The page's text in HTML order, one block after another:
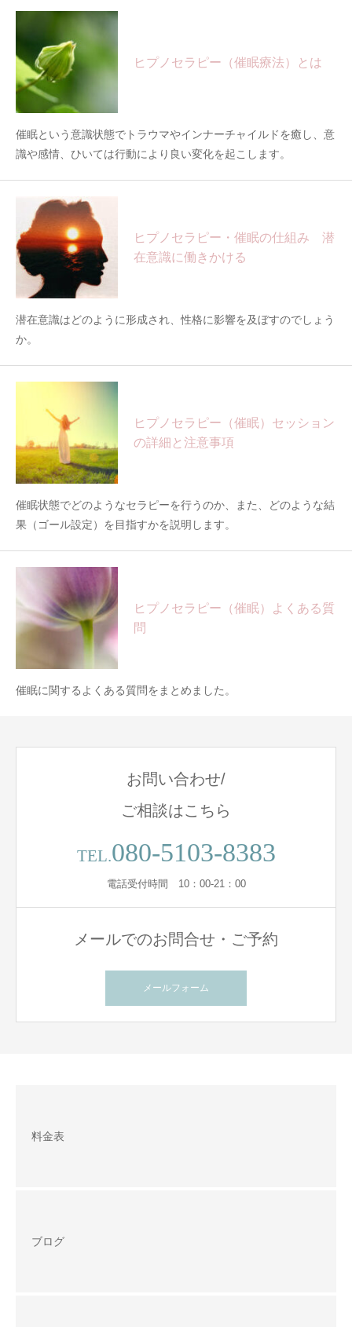
ヒプノセラピー（催眠療法）とは
催眠という意識状態でトラウマやインナーチャイルドを癒し、意
識や感情、ひいては行動により良い変化を起こします。
ヒプノセラピー・催眠の仕組み 潜
在意識に働きかける
潜在意識はどのように形成され、性格に影響を及ぼすのでしょう
か。
ヒプノセラピー（催眠）セッション
の詳細と注意事項
催眠状態でどのようなセラピーを行うのか、また、どのような結
果（ゴール設定）を目指すかを説明します。
ヒプノセラピー（催眠）よくある質
問
催眠に関するよくある質問をまとめました。
お問い合わせ/
ご相談はこちら
TEL.080-5103-8383
電話受付時間 10：00-21：00
メールでのお問合せ・ご予約
メールフォーム
料金表
ブログ